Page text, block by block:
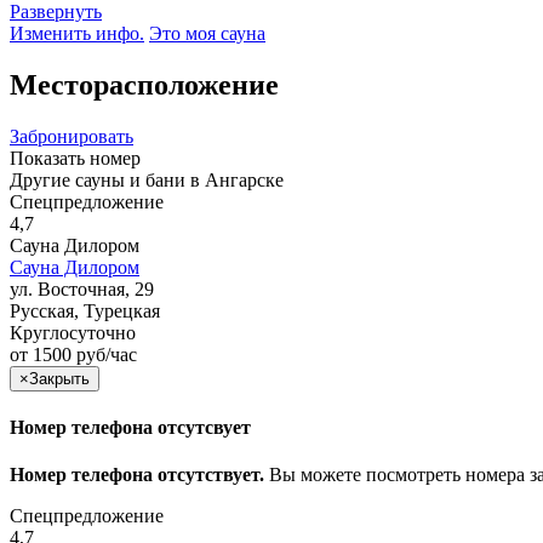
Развернуть
Изменить инфо. Это моя сауна
Месторасположение
Забронировать
Показать номер
Другие сауны и бани в Ангарске
Спецпредложение
4,7
Сауна Дилором
Сауна Дилором
ул. Восточная, 29
Русская, Турецкая
Круглосуточно
от 1500 руб/час
×Закрыть
Номер телефона отсутсвует
Номер телефона отсутствует. Вы можете посмотреть номера
Спецпредложение
4,7